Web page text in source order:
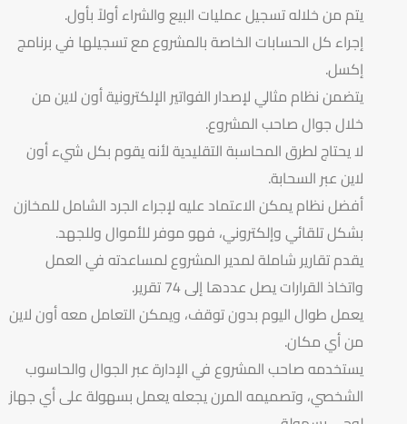
يتم من خلاله تسجيل عمليات البيع والشراء أولاً بأول.
إجراء كل الحسابات الخاصة بالمشروع مع تسجيلها في برنامج
إكسل.
يتضمن نظام مثالي لإصدار الفواتير الإلكترونية أون لاين من
خلال جوال صاحب المشروع.
لا يحتاج لطرق المحاسبة التقليدية لأنه يقوم بكل شيء أون
لاين عبر السحابة.
أفضل نظام يمكن الاعتماد عليه لإجراء الجرد الشامل للمخازن
بشكل تلقائي وإلكتروني، فهو موفر للأموال وللجهد.
يقدم تقارير شاملة لمدير المشروع لمساعدته في العمل
واتخاذ القرارات يصل عددها إلى 74 تقرير.
يعمل طوال اليوم بدون توقف، ويمكن التعامل معه أون لاين
من أي مكان.
يستخدمه صاحب المشروع في الإدارة عبر الجوال والحاسوب
الشخصي، وتصميمه المرن يجعله يعمل بسهولة على أي جهاز